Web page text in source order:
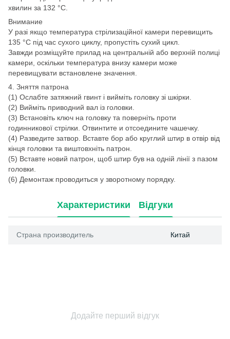
хвилин за 132 °C.
Внимание
У разі якщо температура стрілизаційної камери перевищить
135 °C під час сухого циклу, пропустіть сухий цикл.
Завжди розміщуйте прилад на центральній або верхній полиці
камери, оскільки температура внизу камери може
перевищувати встановлене значення.
4. Зняття патрона
(1) Ослабте затяжний гвинт і вийміть головку зі шкірки.
(2) Вийміть приводний вал із головки.
(3) Встановіть ключ на головку та поверніть проти
годинникової стрілки. Отвинтите и отсоедините чашечку.
(4) Разведите затвор. Вставте бор або круглий штир в отвір від
кінця головки та виштовхніть патрон.
(5) Вставте новий патрон, щоб штир був на одній лінії з пазом
головки.
(6) Демонтаж проводиться у зворотному порядку.
Характеристики Відгуки
Страна производитель Китай
Додайте перший відгук